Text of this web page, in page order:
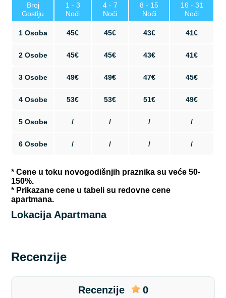
Broj
Gostiju
1 - 3
Noći
4 - 7
Noći
8 - 15
Noći
16 - 31
Noći
1 Osoba 45€ 45€ 43€ 41€
2 Osobe 45€ 45€ 43€ 41€
3 Osobe 49€ 49€ 47€ 45€
4 Osobe 53€ 53€ 51€ 49€
5 Osobe / / / /
6 Osobe / / / /
* Cene u toku novogodišnjih praznika su veće 50-
150%.
* Prikazane cene u tabeli su redovne cene
apartmana.
Lokacija Apartmana
Recenzije
Recenzije 0